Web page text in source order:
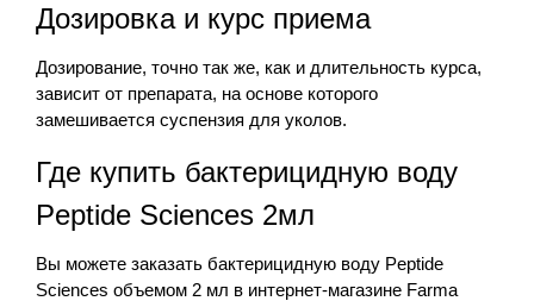
Дозировка и курс приема
Дозирование, точно так же, как и длительность курса,
зависит от препарата, на основе которого
замешивается суспензия для уколов.
Где купить бактерицидную воду
Peptide Sciences 2мл
Вы можете заказать бактерицидную воду Peptide
Sciences объемом 2 мл в интернет-магазине Farma